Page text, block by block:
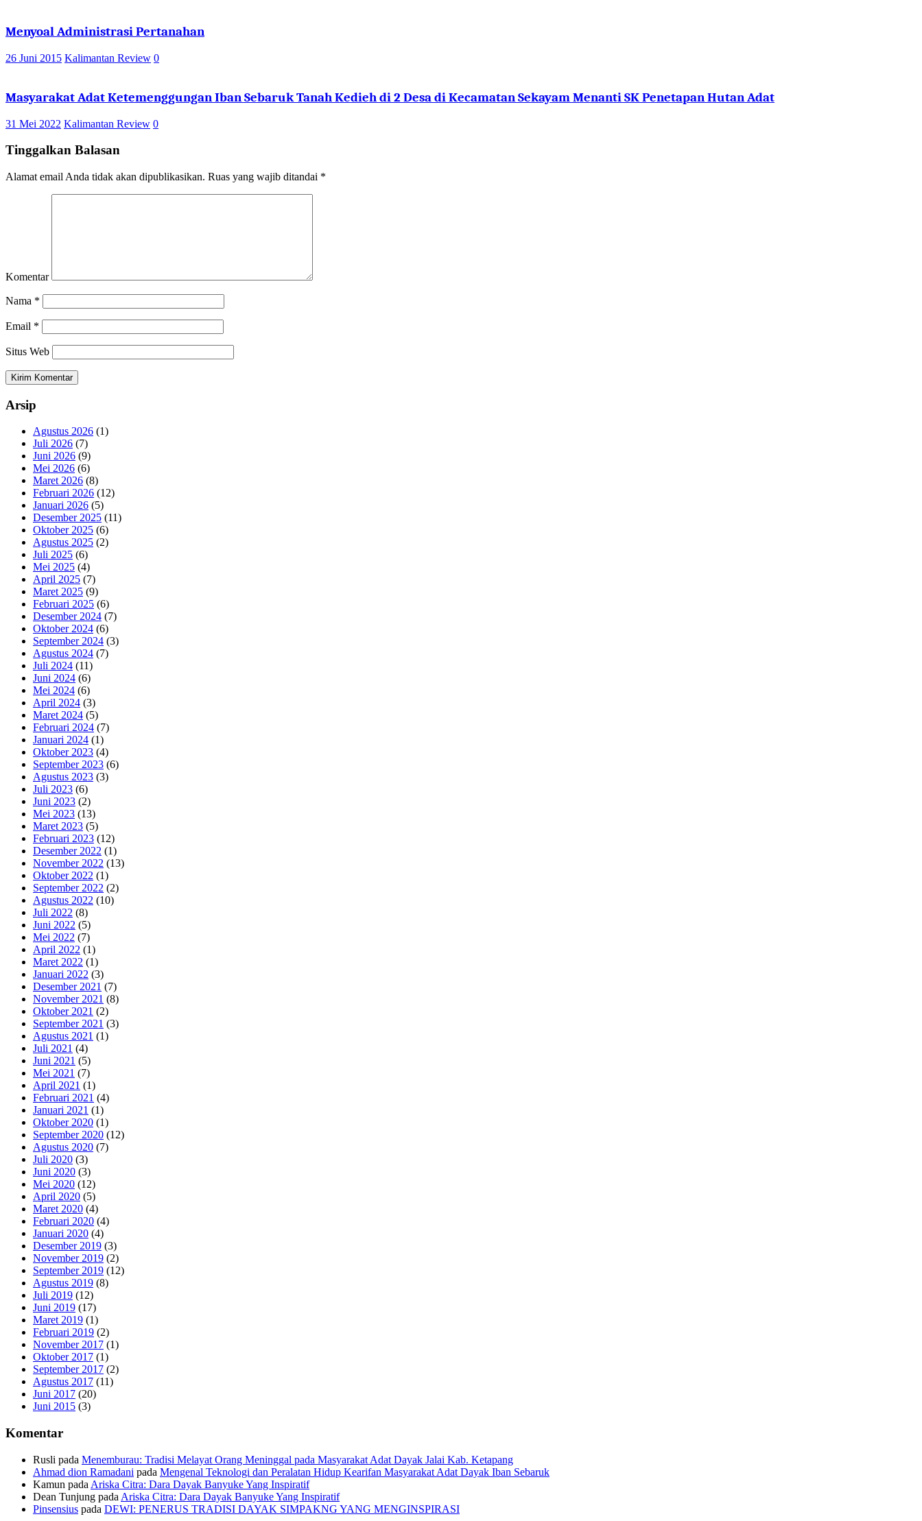
Menyoal Administrasi Pertanahan
26 Juni 2015 Kalimantan Review 0
Masyarakat Adat Ketemenggungan Iban Sebaruk Tanah Kedieh di 2 Desa di Kecamatan Sekayam Menanti SK Penetapan Hutan Adat
31 Mei 2022 Kalimantan Review 0
Tinggalkan Balasan
Alamat email Anda tidak akan dipublikasikan. Ruas yang wajib ditandai *
Komentar
Nama *
Email *
Situs Web
Arsip
Agustus 2026 (1)
Juli 2026 (7)
Juni 2026 (9)
Mei 2026 (6)
Maret 2026 (8)
Februari 2026 (12)
Januari 2026 (5)
Desember 2025 (11)
Oktober 2025 (6)
Agustus 2025 (2)
Juli 2025 (6)
Mei 2025 (4)
April 2025 (7)
Maret 2025 (9)
Februari 2025 (6)
Desember 2024 (7)
Oktober 2024 (6)
September 2024 (3)
Agustus 2024 (7)
Juli 2024 (11)
Juni 2024 (6)
Mei 2024 (6)
April 2024 (3)
Maret 2024 (5)
Februari 2024 (7)
Januari 2024 (1)
Oktober 2023 (4)
September 2023 (6)
Agustus 2023 (3)
Juli 2023 (6)
Juni 2023 (2)
Mei 2023 (13)
Maret 2023 (5)
Februari 2023 (12)
Desember 2022 (1)
November 2022 (13)
Oktober 2022 (1)
September 2022 (2)
Agustus 2022 (10)
Juli 2022 (8)
Juni 2022 (5)
Mei 2022 (7)
April 2022 (1)
Maret 2022 (1)
Januari 2022 (3)
Desember 2021 (7)
November 2021 (8)
Oktober 2021 (2)
September 2021 (3)
Agustus 2021 (1)
Juli 2021 (4)
Juni 2021 (5)
Mei 2021 (7)
April 2021 (1)
Februari 2021 (4)
Januari 2021 (1)
Oktober 2020 (1)
September 2020 (12)
Agustus 2020 (7)
Juli 2020 (3)
Juni 2020 (3)
Mei 2020 (12)
April 2020 (5)
Maret 2020 (4)
Februari 2020 (4)
Januari 2020 (4)
Desember 2019 (3)
November 2019 (2)
September 2019 (12)
Agustus 2019 (8)
Juli 2019 (12)
Juni 2019 (17)
Maret 2019 (1)
Februari 2019 (2)
November 2017 (1)
Oktober 2017 (1)
September 2017 (2)
Agustus 2017 (11)
Juni 2017 (20)
Juni 2015 (3)
Komentar
Rusli pada Menemburau: Tradisi Melayat Orang Meninggal pada Masyarakat Adat Dayak Jalai Kab. Ketapang
Ahmad dion Ramadani pada Mengenal Teknologi dan Peralatan Hidup Kearifan Masyarakat Adat Dayak Iban Sebaruk
Kamun pada Ariska Citra: Dara Dayak Banyuke Yang Inspiratif
Dean Tunjung pada Ariska Citra: Dara Dayak Banyuke Yang Inspiratif
Pinsensius pada DEWI: PENERUS TRADISI DAYAK SIMPAKNG YANG MENGINSPIRASI